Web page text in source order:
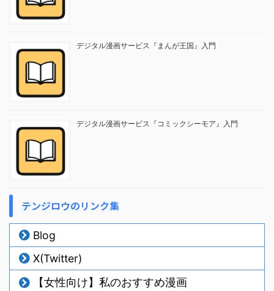
デジタル漫画サービス『まんが王国』入門
デジタル漫画サービス『コミックシーモア』入門
テンジロウのリンク集
Blog
X(Twitter)
【女性向け】私のおすすめ漫画